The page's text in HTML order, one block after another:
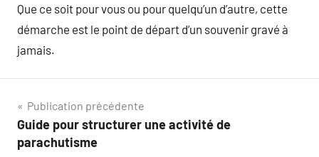
Que ce soit pour vous ou pour quelqu’un d’autre, cette
démarche est le point de départ d’un souvenir gravé à
jamais.
Navigation
de
Publication précédente
Guide pour structurer une activité de
parachutisme